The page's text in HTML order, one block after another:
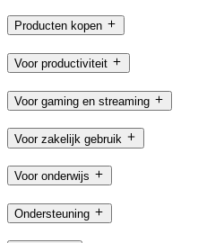
Producten kopen
Voor productiviteit
Voor gaming en streaming
Voor zakelijk gebruik
Voor onderwijs
Ondersteuning